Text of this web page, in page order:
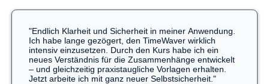
"Endlich Klarheit und Sicherheit in meiner Anwendung.
Ich habe lange gezögert, den TimeWaver wirklich
intensiv einzusetzen. Durch den Kurs habe ich ein
neues Verständnis für die Zusammenhänge entwickelt
– und gleichzeitig praxistaugliche Vorlagen erhalten.
Jetzt arbeite ich mit ganz neuer Selbstsicherheit."